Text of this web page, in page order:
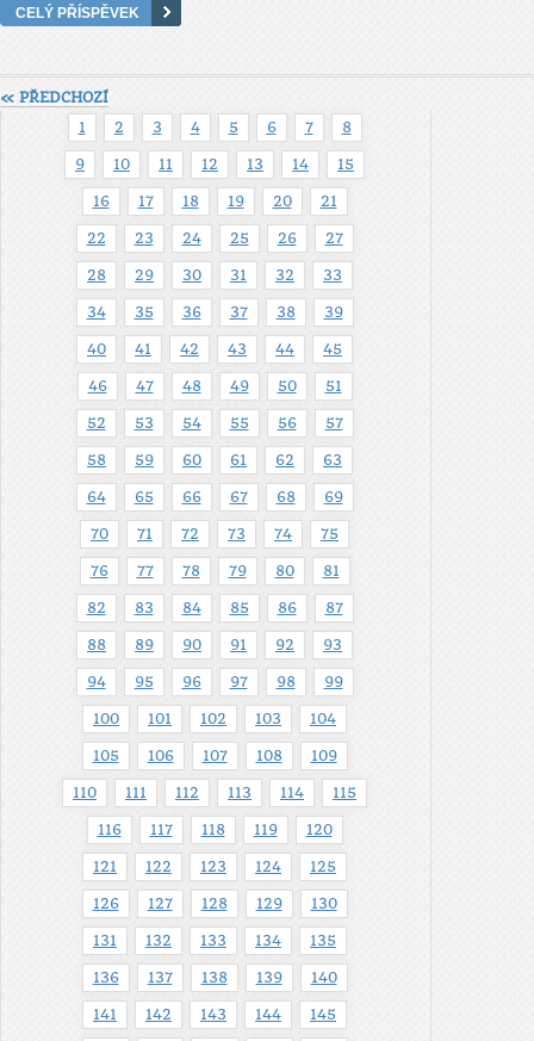
CELÝ PŘÍSPĚVEK
« PŘEDCHOZÍ
1
2 3 4 5 6 7 8
9 10 11 12 13 14 15
16 17 18 19 20 21
22 23 24 25 26 27
28 29 30 31 32 33
34 35 36 37 38 39
40 41 42 43 44 45
46 47 48 49 50 51
52 53 54 55 56 57
58 59 60 61 62 63
64 65 66 67 68 69
70 71 72 73 74 75
76 77 78 79 80 81
82 83 84 85 86 87
88 89 90 91 92 93
94 95 96 97 98 99
100 101 102 103 104
105 106 107 108 109
110 111 112 113 114 115
116 117 118 119 120
121 122 123 124 125
126 127 128 129 130
131 132 133 134 135
136 137 138 139 140
141 142 143 144 145